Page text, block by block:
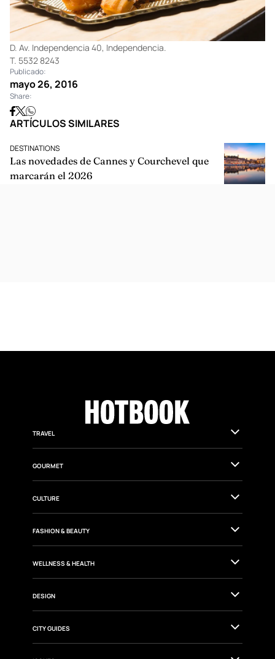
D. Av. Independencia 40, Independencia.
T. 5532 8243
Publicado:
mayo 26, 2016
Share:
ARTÍCULOS SIMILARES
DESTINATIONS
Las novedades de Cannes y Courchevel que
marcarán el 2026
TRAVEL
GOURMET
CULTURE
FASHION & BEAUTY
WELLNESS & HEALTH
DESIGN
CITY GUIDES